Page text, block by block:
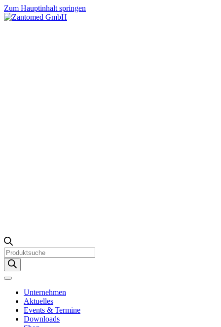
Zum Hauptinhalt springen
Products
search
Unternehmen
Aktuelles
Events & Termine
Downloads